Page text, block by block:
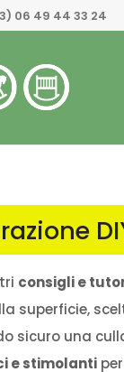
06 49 44 33 24
consigli e
superficie,
sicuro una
e stimolanti